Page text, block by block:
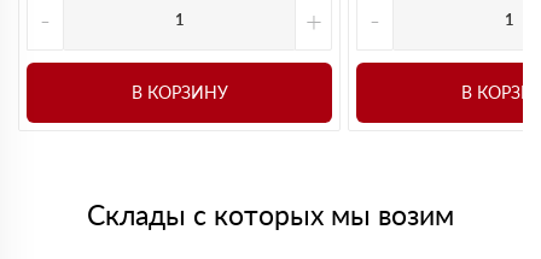
- +
В КОРЗИНУ
-
В
Склады с которых мы возим